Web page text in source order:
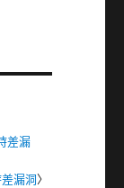
差漏
漏洞〉